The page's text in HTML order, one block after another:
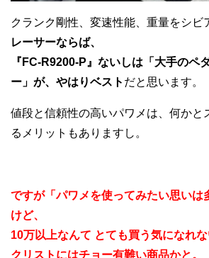
クランク剛性、変速性能、重量をシビ
レーサーならば、
『FC-R9200-P』ないしは「大手のペ
ー」が、やはりベスト だと思います。
値段と信頼性の高いパワメは、何かと
るメリットもありますし。
ですが「パワメを使ってみたい思いは
けど、
10万以上なんて とても買う気になれ
クリストにはチョー有難い商品かと。